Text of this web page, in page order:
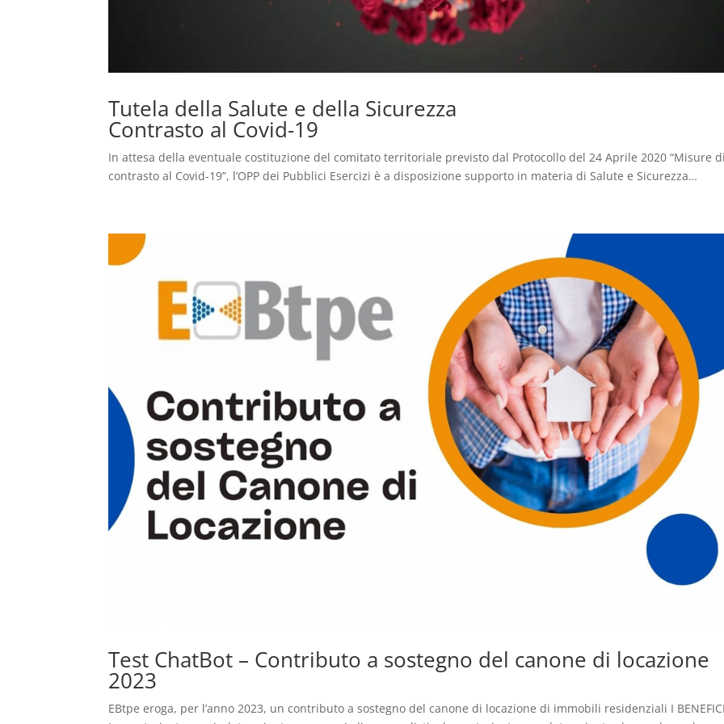
Tutela della Salute e della Sicurezza
Contrasto al Covid-19
In attesa della eventuale costituzione del comitato territoriale previsto dal Protocollo del 24 Aprile 2020 “Misure
contrasto al Covid-19”, l’OPP dei Pubblici Esercizi è a disposizione supporto in materia di Salute e Sicurezza…
Test ChatBot – Contributo a sostegno del canone di locazione
2023
EBtpe eroga, per l’anno 2023, un contributo a sostegno del canone di locazione di immobili residenziali I